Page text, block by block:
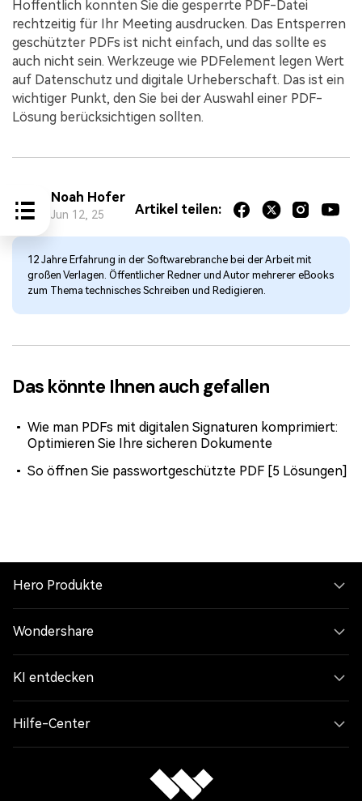
Hoffentlich konnten Sie die gesperrte PDF-Datei
rechtzeitig für Ihr Meeting ausdrucken. Das Entsperren
geschützter PDFs ist nicht einfach, und das sollte es
auch nicht sein. Werkzeuge wie PDFelement legen Wert
auf Datenschutz und digitale Urheberschaft. Das ist ein
wichtiger Punkt, den Sie bei der Auswahl einer PDF-
Lösung berücksichtigen sollten.
Noah Hofer
Jun 12, 25 Artikel teilen:
12 Jahre Erfahrung in der Softwarebranche bei der Arbeit mit
großen Verlagen. Öffentlicher Redner und Autor mehrerer eBooks
zum Thema technisches Schreiben und Redigieren.
Das könnte Ihnen auch gefallen
Wie man PDFs mit digitalen Signaturen komprimiert:
Optimieren Sie Ihre sicheren Dokumente
So öffnen Sie passwortgeschützte PDF [5 Lösungen]
Hero Produkte
Wondershare
KI entdecken
Hilfe-Center